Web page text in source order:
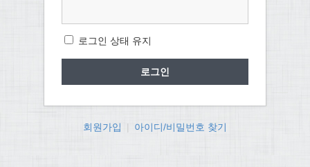
로그인 상태 유지
회원가입 아이디/비밀번호 찾기